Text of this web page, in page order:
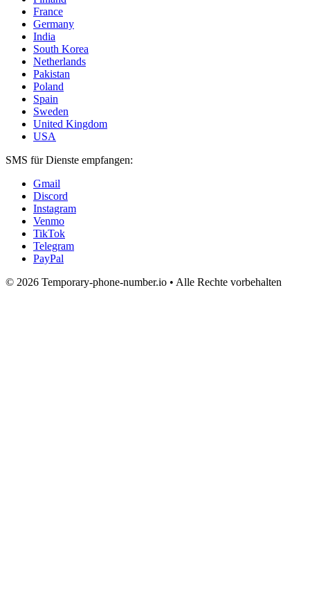
France
Germany
India
South Korea
Netherlands
Pakistan
Poland
Spain
Sweden
United Kingdom
USA
SMS für Dienste empfangen:
Gmail
Discord
Instagram
Venmo
TikTok
Telegram
PayPal
© 2026 Temporary-phone-number.io • Alle Rechte vorbehalten